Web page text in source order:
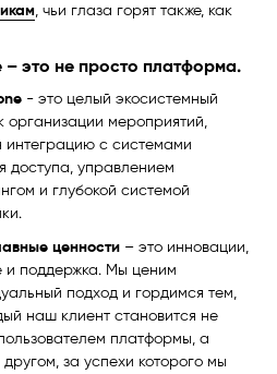
, чьи глаза горят также, как
– это не просто платформа.
- это целый экосистемный
организации мероприятий,
интеграцию с системами
доступа, управлением
и глубокой системой
ценности – это инновации,
и поддержка. Мы ценим
подход и гордимся тем,
наш клиент становится не
платформы, а
за успехи которого мы